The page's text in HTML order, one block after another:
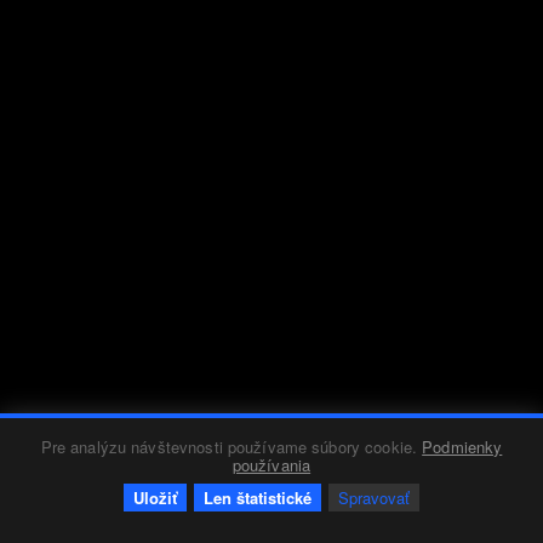
Pre analýzu návštevnosti používame súbory cookie. Podmienky
používania
Uložiť
Len štatistické Spravovať